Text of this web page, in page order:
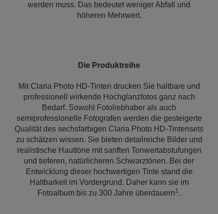
werden muss. Das bedeutet weniger Abfall und
höheren Mehrwert.
Die Produktreihe
Mit Claria Photo HD-Tinten drucken Sie haltbare und
professionell wirkende Hochglanzfotos ganz nach
Bedarf. Sowohl Fotoliebhaber als auch
semiprofessionelle Fotografen werden die gesteigerte
Qualität des sechsfarbigen Claria Photo HD-Tintensets
zu schätzen wissen. Sie bieten detailreiche Bilder und
realistische Hauttöne mit sanften Tonwertabstufungen
und tieferen, natürlicheren Schwarztönen. Bei der
Entwicklung dieser hochwertigen Tinte stand die
Haltbarkeit im Vordergrund. Daher kann sie im
Fotoalbum bis zu 300 Jahre überdauern1.